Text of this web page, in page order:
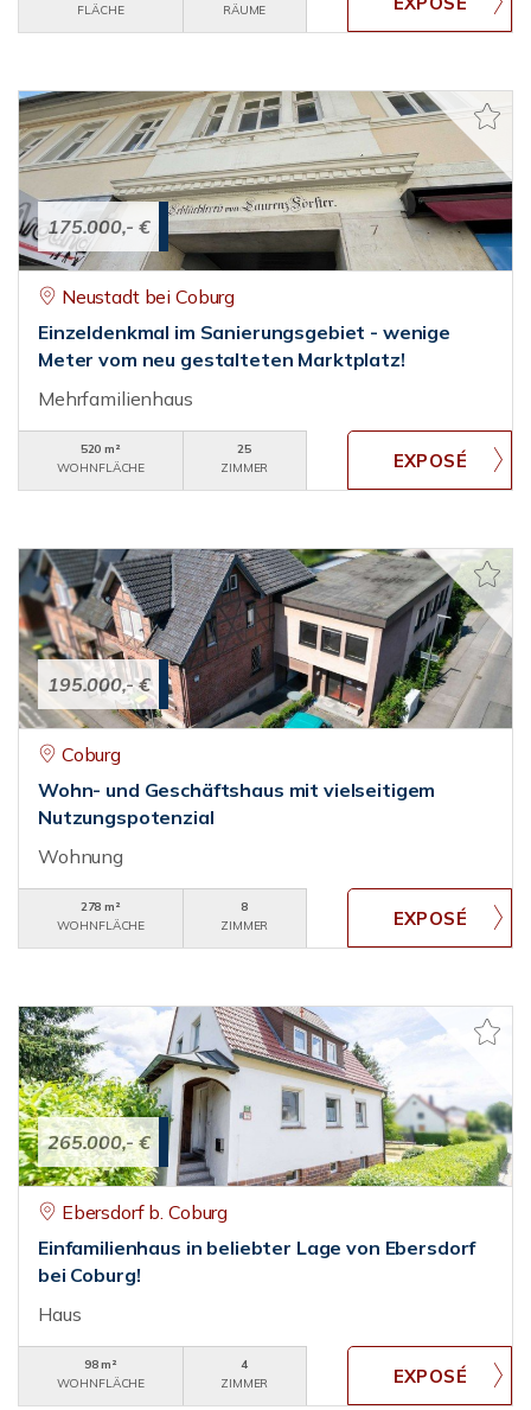
FLÄCHE
RÄUME
175.000,- €
Neustadt bei Coburg
Einzeldenkmal im Sanierungsgebiet - wenige
Meter vom neu gestalteten Marktplatz!
Mehrfamilienhaus
520 m²
WOHNFLÄCHE
25
ZIMMER
195.000,- €
Coburg
Wohn- und Geschäftshaus mit vielseitigem
Nutzungspotenzial
Wohnung
278 m²
WOHNFLÄCHE
8
ZIMMER
265.000,- €
Ebersdorf b. Coburg
Einfamilienhaus in beliebter Lage von Ebersdorf
bei Coburg!
Haus
98 m²
WOHNFLÄCHE
4
ZIMMER